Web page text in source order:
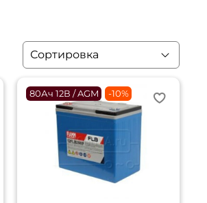
80Ач 12В / AGM -10%